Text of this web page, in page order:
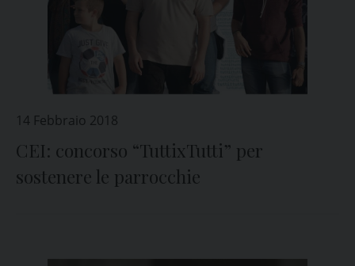
14 Febbraio 2018
CEI: concorso “TuttixTutti” per
sostenere le parrocchie